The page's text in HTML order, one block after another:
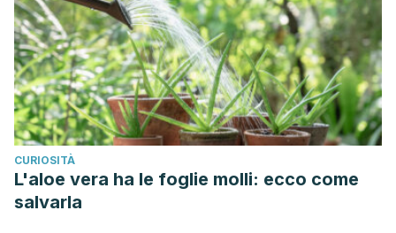
CURIOSITÀ
L'aloe vera ha le foglie molli: ecco come
salvarla